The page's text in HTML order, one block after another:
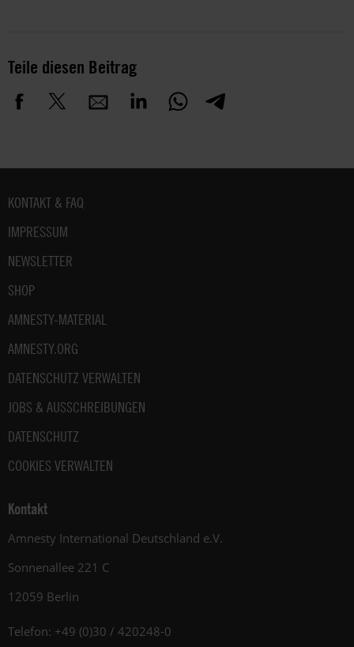
Teile diesen Beitrag
Fußbereich
KONTAKT & FAQ
IMPRESSUM
NEWSLETTER
SHOP
AMNESTY-MATERIAL
AMNESTY.ORG
DATENSCHUTZ VERWALTEN
JOBS & AUSSCHREIBUNGEN
DATENSCHUTZ
COOKIES VERWALTEN
Kontakt
Amnesty International Deutschland e.V.
Sonnenallee 221 C
12059 Berlin
Telefon: +49 (0)30 / 420248-0